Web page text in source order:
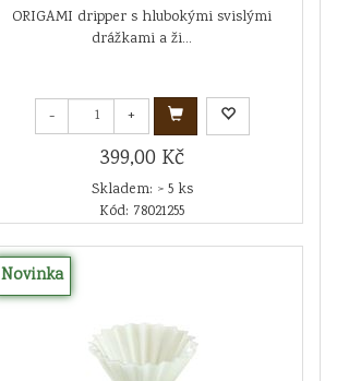
ORIGAMI dripper s hlubokými svislými
drážkami a ži...
- +
399,00 Kč
Skladem: > 5 ks
Kód: 78021255
Novinka